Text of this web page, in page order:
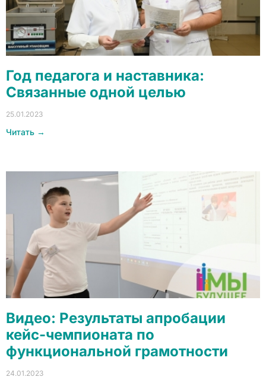
Год педагога и наставника:
Связанные одной целью
25.01.2023
Читать →
Видео: Результаты апробации
кейс-чемпионата по
функциональной грамотности
24.01.2023